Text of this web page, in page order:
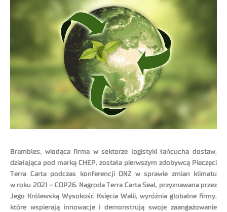
Brambles, wiodąca firma w sektorze logistyki łańcucha dostaw,
działająca pod marką CHEP, została pierwszym zdobywcą Pieczęci
Terra Carta podczas konferencji ONZ w sprawie zmian klimatu
w roku 2021 – COP26. Nagroda Terra Carta Seal, przyznawana przez
Jego Królewską Wysokość Księcia Walii, wyróżnia globalne firmy,
które wspierają innowacje i demonstrują swoje zaangażowanie